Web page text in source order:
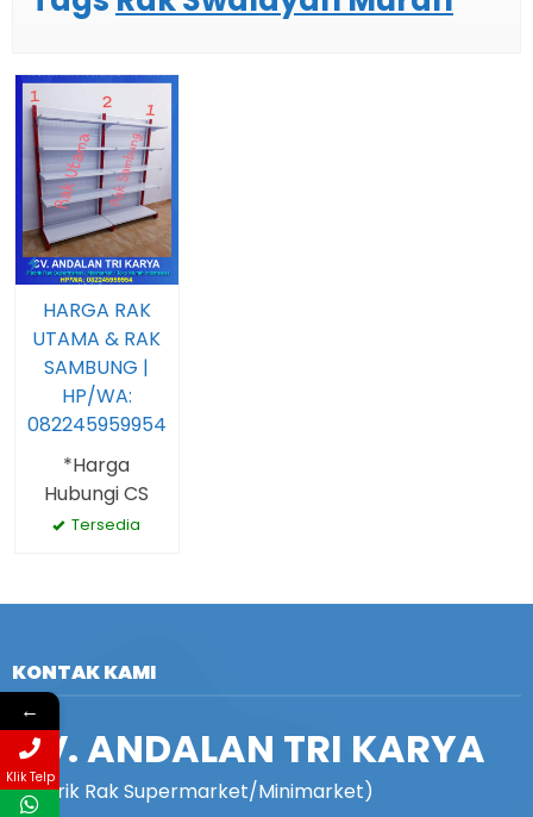
HARGA RAK
UTAMA & RAK
SAMBUNG |
HP/WA:
082245959954
*Harga
Hubungi CS
Tersedia
KONTAK KAMI
CV. ANDALAN TRI KARYA
(Pabrik Rak Supermarket/Minimarket)
←
Klik Telp